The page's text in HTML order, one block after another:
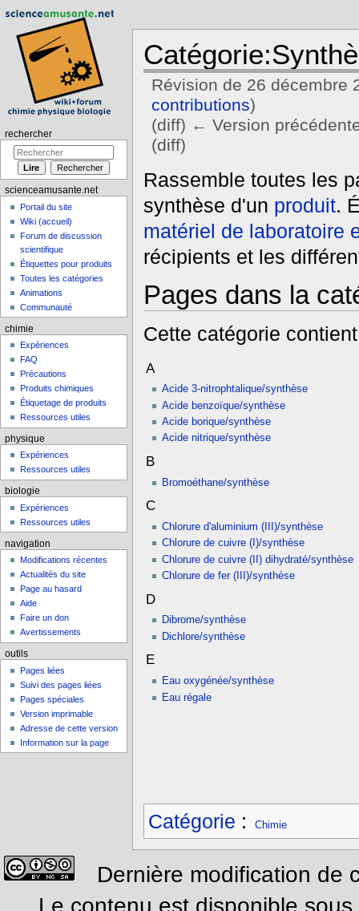
Révision de 26 décembre
contributions)
(diff) ← Version
(diff)
Rassemble toutes les
synthèse d'un produit.
matériel de laboratoire
récipients et les
Pages dans la
Cette catégorie
A
Acide 3-nitrophtalique/synthèse
Acide benzoïque/synthèse
Acide borique/synthèse
Acide nitrique/synthèse
B
Bromoéthane/synthèse
C
Chlorure d'aluminium (III)/synthèse
Chlorure de cuivre (I)/synthèse
Chlorure de cuivre (II) dihydraté/synthèse
Chlorure de fer (III)/synthèse
D
Dibrome/synthèse
Dichlore/synthèse
E
Eau oxygénée/synthèse
Eau régale
Catégorie : Chimie
rechercher
scienceamusante.net
Portail du site
Wiki (accueil)
Forum de discussion
scientifique
Étiquettes pour produits
Toutes les catégories
Animations
Communauté
chimie
Expériences
FAQ
Précautions
Produits chimiques
Étiquetage de produits
Ressources utiles
physique
Expériences
Ressources utiles
biologie
Expériences
Ressources utiles
navigation
Modifications récentes
Actualités du site
Page au hasard
Aide
Faire un don
Avertissements
outils
Pages liées
Suivi des pages liées
Pages spéciales
Version imprimable
Adresse de cette version
Information sur la page
Dernière modification de
Le contenu est disponible